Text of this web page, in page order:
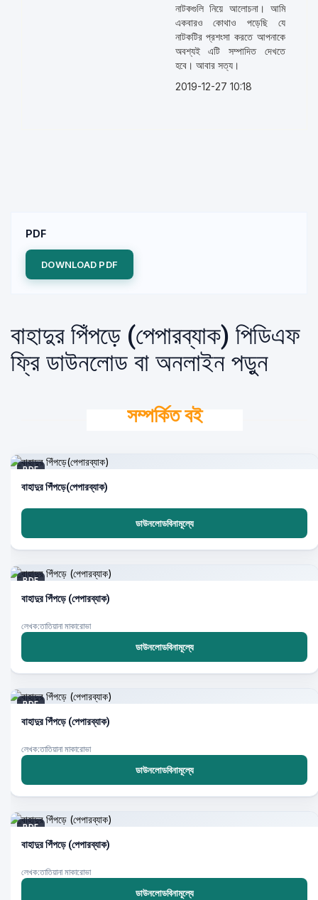
নাটকগুলি নিয়ে আলোচনা। আমি
একবারও কোথাও পড়েছি যে
নাটকটির প্রশংসা করতে আপনাকে
অবশ্যই এটি সম্পাদিত দেখতে
হবে। আবার সত্য।
2019-12-27 10:18
PDF
DOWNLOAD PDF
বাহাদুর পিঁপড়ে (পেপারব্যাক) পিডিএফ
ফ্রি ডাউনলোড বা অনলাইন পড়ুন
সম্পর্কিত বই
PDF
বাহাদুর পিঁপড়ে(পেপারব্যাক)
ডাউনলোডবিনামূল্যে
PDF
বাহাদুর পিঁপড়ে (পেপারব্যাক)
লেখক:তাতিয়ানা মাকারোভা
ডাউনলোডবিনামূল্যে
PDF
বাহাদুর পিঁপড়ে (পেপারব্যাক)
লেখক:তাতিয়ানা মাকারোভা
ডাউনলোডবিনামূল্যে
PDF
বাহাদুর পিঁপড়ে (পেপারব্যাক)
লেখক:তাতিয়ানা মাকারোভা
ডাউনলোডবিনামূল্যে